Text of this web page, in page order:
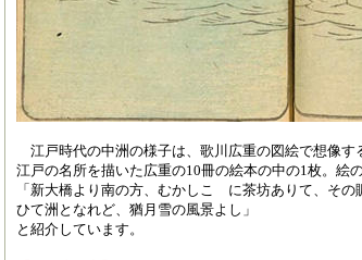
江戸時代の中洲の様子は、歌川広重の図絵で想像す
江戸の名所を描いた広重の10冊の絵本の中の1枚。絵
「新大橋より南の方、むかしこゝに茶坊ありて、そ
ひて洲となれど、猶月雪の風景よし」
と紹介しています。